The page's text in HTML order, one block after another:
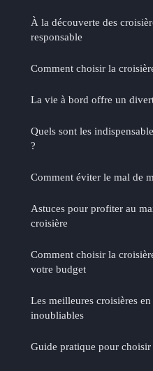
À la découverte des
responsable
Comment choisir la
La vie à bord offre un
Quels sont les
?
Comment éviter le mal de
Astuces pour profiter au
croisière
Comment choisir la
votre budget
Les meilleures croisières
inoubliables
Guide pratique pour